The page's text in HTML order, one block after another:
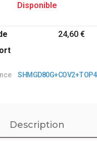
Disponible
24,60 €
SHMGD80G+COV2+TOP4
Description